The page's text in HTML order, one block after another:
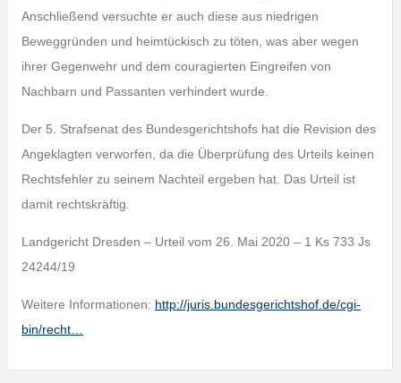
Anschließend versuchte er auch diese aus niedrigen
Beweggründen und heimtückisch zu töten, was aber wegen
ihrer Gegenwehr und dem couragierten Eingreifen von
Nachbarn und Passanten verhindert wurde.
Der 5. Strafsenat des Bundesgerichtshofs hat die Revision des
Angeklagten verworfen, da die Überprüfung des Urteils keinen
Rechtsfehler zu seinem Nachteil ergeben hat. Das Urteil ist
damit rechtskräftig.
Landgericht Dresden – Urteil vom 26. Mai 2020 – 1 Ks 733 Js
24244/19
Weitere Informationen: http://juris.bundesgerichtshof.de/cgi-
bin/recht…